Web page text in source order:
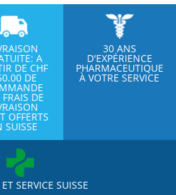
A
DE CHF
DE
FRAIS DE
OFFERTS
SUISSE
30 ANS
D'EXPÉRIENCE
PHARMACEUTIQUE
À VOTRE SERVICE
SERVICE SUISSE